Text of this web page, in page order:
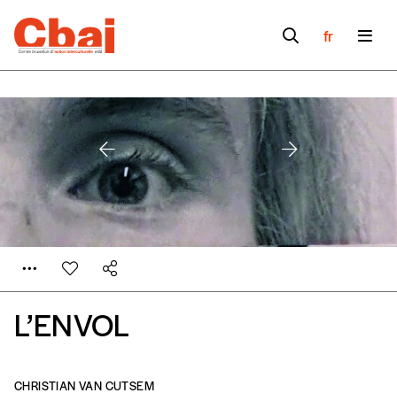
fr
L’ENVOL
CHRISTIAN VAN CUTSEM